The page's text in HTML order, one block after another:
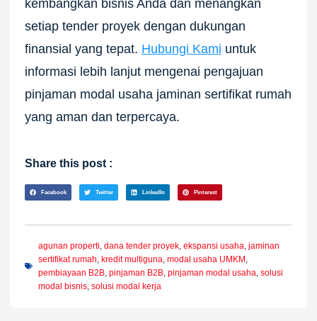
kembangkan bisnis Anda dan menangkan
setiap tender proyek dengan dukungan
finansial yang tepat. Hubungi Kami untuk
informasi lebih lanjut mengenai pengajuan
pinjaman modal usaha jaminan sertifikat rumah
yang aman dan terpercaya.
Share this post :
Facebook Twitter LinkedIn Pinterest
agunan properti dana tender proyek ekspansi usaha jaminan
sertifikat rumah kredit multiguna modal usaha UMKM
pembiayaan B2B pinjaman B2B pinjaman modal usaha solusi
modal bisnis solusi modal kerja